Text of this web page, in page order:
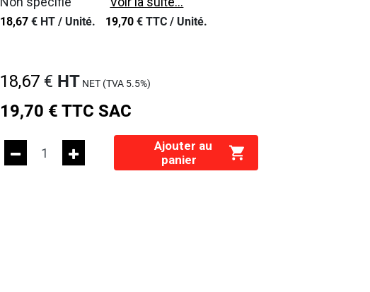
18,67 € HT / Unité. 19,70 € TTC / Unité.
18,67 € HT NET (TVA 5.5%)
19,70 € TTC SAC
Ajouter au
panier